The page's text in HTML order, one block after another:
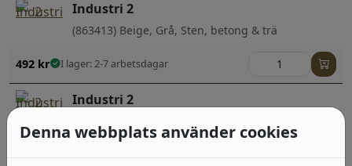
Industri 2
(863413) Beige, Grå, Sten, betong & trä
492 kr I lager: 2-7 arbetsdagar
Industri 2
492kr I lager: 2-7 arbetsdagar
Denna webbplats använder cookies